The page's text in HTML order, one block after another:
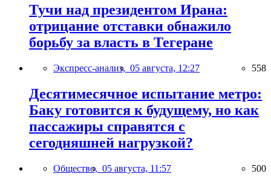
Тучи над президентом Ирана:
отрицание отставки обнажило
борьбу за власть в Тегеране
Экспресс-анализ, 05 августа, 12:27 558
Десятимесячное испытание метро:
Баку готовится к будущему, но как
пассажиры справятся с
сегодняшней нагрузкой?
Общество, 05 августа, 11:57 500